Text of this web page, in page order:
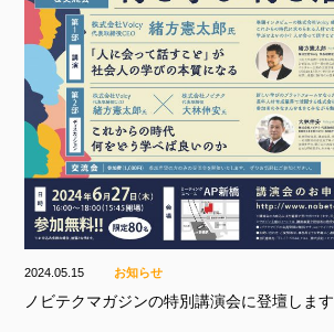
2024.05.15 お知らせ
ノビテクマガジンの特別講演会に登壇します